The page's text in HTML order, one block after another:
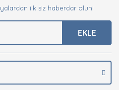
ilk siz haberdar olun!
EKLE